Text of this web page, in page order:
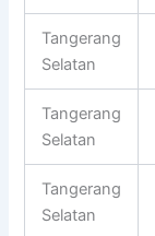
Tangerang
Selatan
Tangerang
Selatan
Tangerang
Selatan